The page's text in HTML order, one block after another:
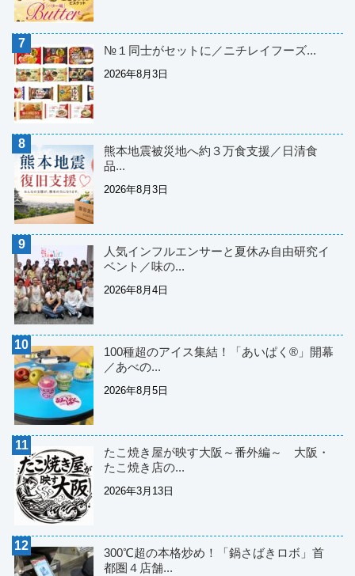
№１同士がセットに／ニチレイフーズ...
2026年8月3日
熊本地震被災地へ約３万食支援／日清食
品...
2026年8月3日
人気インフルエンサーと夏休み自由研究イ
ベント／味の...
2026年8月4日
100種超のアイス集結！「あいぱく®」開幕
／あべの...
2026年8月5日
たこ焼き屋が映す大阪～番外編～ 大阪・
たこ焼き店の...
2026年3月13日
300℃超の本格炒め！「鍋さばきロボ」首
都圏４店舗...